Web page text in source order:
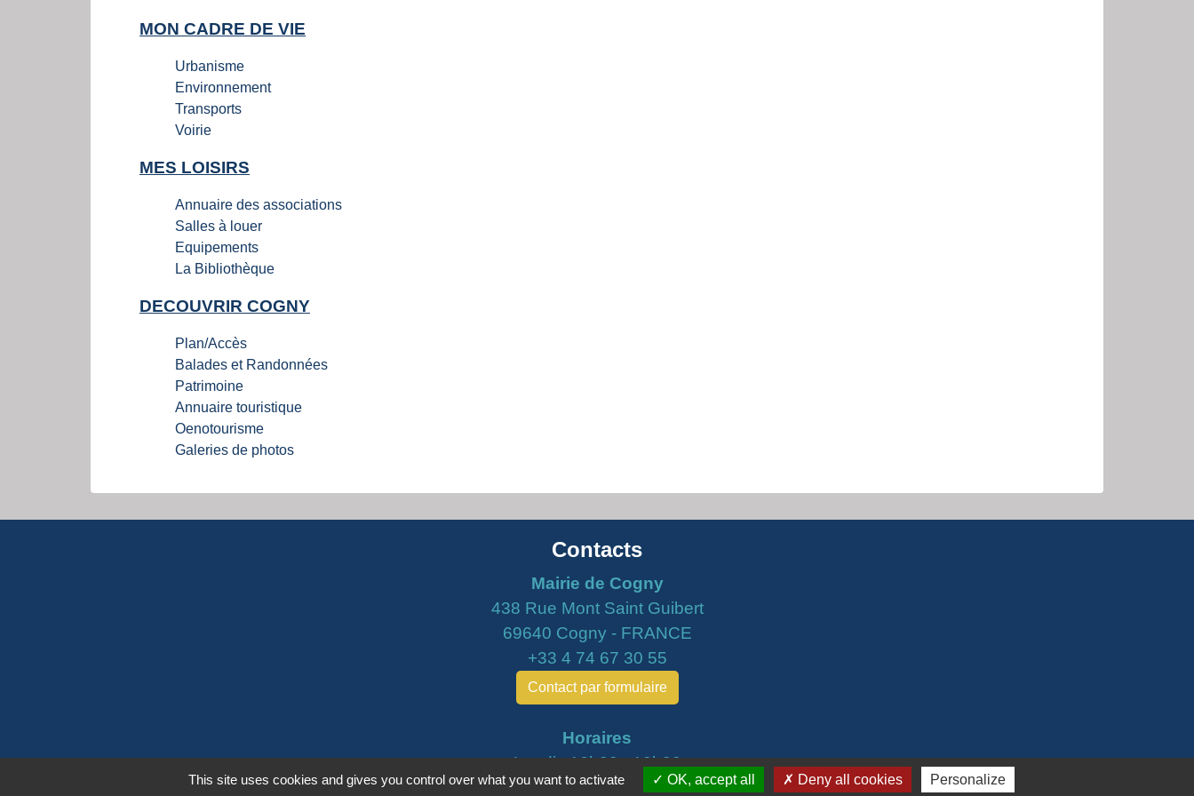
MON CADRE DE VIE
Urbanisme
Environnement
Transports
Voirie
MES LOISIRS
Annuaire des associations
Salles à louer
Equipements
La Bibliothèque
DECOUVRIR COGNY
Plan/Accès
Balades et Randonnées
Patrimoine
Annuaire touristique
Oenotourisme
Galeries de photos
Contacts
Mairie de Cogny
438 Rue Mont Saint Guibert
69640 Cogny - FRANCE
+33 4 74 67 30 55
Contact par formulaire
Horaires
Lundi : 16h30 - 18h30
Mardi : 8h30 - 12h00
This site uses cookies and gives you control over what you want to activate OK, accept all Deny all cookies Personalize